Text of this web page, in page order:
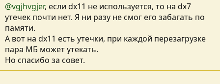
@vgjhvgjer, если dx11 не используется, то на dx7
утечек почти нет. Я ни разу не смог его забагать по
памяти.
А вот на dx11 есть утечки, при каждой перезагрузке
пара МБ может утекать.
Но спасибо за совет.